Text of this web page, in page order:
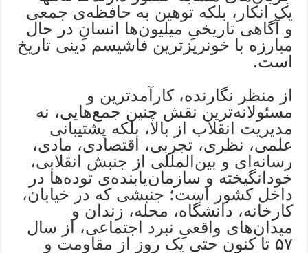
یک انکار، بلکه توهین به حافظه‌ی جمعی
و آگاهی تاریخیِ میلیون‌ها انسانِ در حال
مبارزه با خونریزترین فاشیسم دینی تاریخ
است.
از منظر نگارنده، کارآمدترین و
مسئولانه‌ترین نقش چنین جمع‌هایی، نه
مدیریت انقلاب از بالا، بلکه پشتیبانی
علمی، نظری، تجربی، اقتصادی، مادی،
رسانه‌ای و بین‌المللی از جنبش انقلابی،
خودانگیخته و سازمان‌یابنده‌ی توده‌ها در
داخل کشور است؛ جنبشی که در خیابان،
کارخانه، دانشگاه، محله، زندان و
میدان‌های واقعیِ نبرد اجتماعی، از سال
۵۷ تا کنون حتی یک روز از مقاومت و